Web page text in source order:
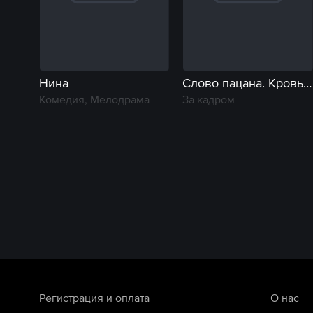
Нина
Комедия, Мелодрама
Слово пацана. Кровь на асфальте. Фильм о фильме
За кадром
Регистрация и оплата О нас